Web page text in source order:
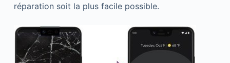
réparation soit la plus facile possible.